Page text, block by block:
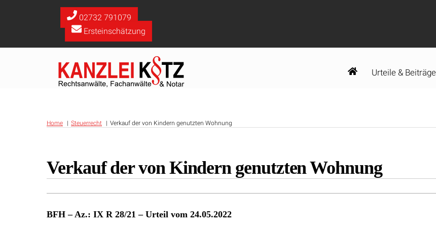
02732 791079
Ersteinschätzung
Urteile & Beiträge
Home Steuerrecht Verkauf der von Kindern genutzten Wohnung
Verkauf der von Kindern genutzten Wohnung
BFH – Az.: IX R 28/21 – Urteil vom 24.05.2022